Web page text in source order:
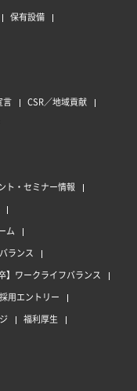
保有設備
言
CSR／地域貢献
ト・セミナー情報
ム
ランス
】ワークライフバランス
用エントリー
福利厚生